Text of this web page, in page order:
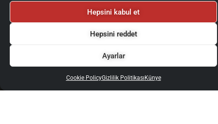
Hepsini kabul et
Hepsini reddet
Ayarlar
Cookie PolicyGizlilik Politikası Künye
e
r
a
m
HAKKIMIZDA
GÜNCEL
KURULLAR
YAZAR GİRİŞİ